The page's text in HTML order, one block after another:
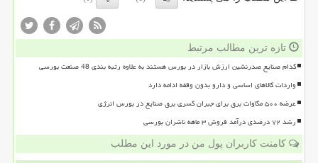
تازه ترین مطالب مرتبط
کدام صنایع صدرنشین ارزش بازار در بورس هستند به علاوه رتبه بندی 48 صنعت بورسی
واردات کالاهای اساسی و دارو بدون وقفه ادامه دارد
عرضه ۵۰۰ مگاوات برق برای جبران کسری برق صنایع در بورس انرژی
رشد ۷۲ درصدی درآمد فروش ۳ ماهه ناشران بورسی
کامنت کاربران پول من در مورد این مطلب